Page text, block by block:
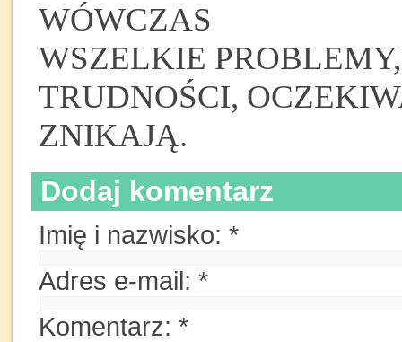
WÓWCZAS
WSZELKIE PROBLEMY,
TRUDNOŚCI,
ZNIKAJĄ.
Dodaj komentarz
Imię i nazwisko: *
Adres e-mail: *
Komentarz: *